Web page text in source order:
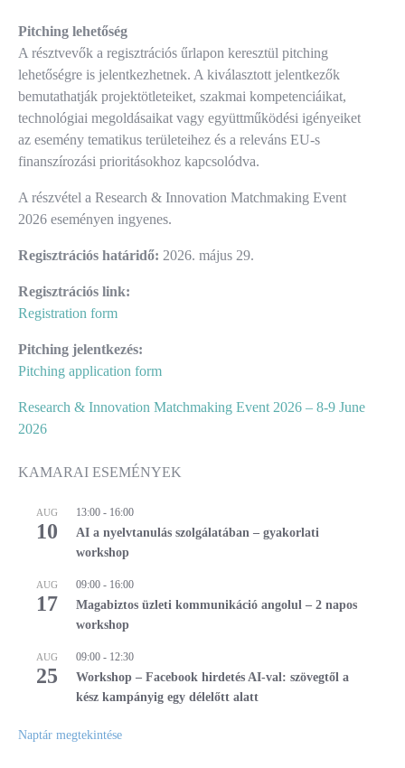
Pitching lehetőség
A résztvevők a regisztrációs űrlapon keresztül pitching
lehetőségre is jelentkezhetnek. A kiválasztott jelentkezők
bemutathatják projektötleteiket, szakmai kompetenciáikat,
technológiai megoldásaikat vagy együttműködési igényeiket
az esemény tematikus területeihez és a releváns EU-s
finanszírozási prioritásokhoz kapcsolódva.
A részvétel a Research & Innovation Matchmaking Event
2026 eseményen ingyenes.
Regisztrációs határidő: 2026. május 29.
Regisztrációs link:
Registration form
Pitching jelentkezés:
Pitching application form
Research & Innovation Matchmaking Event 2026 – 8-9 June
2026
KAMARAI ESEMÉNYEK
AUG
10
13:00 - 16:00
AI a nyelvtanulás szolgálatában – gyakorlati
workshop
AUG
17
09:00 - 16:00
Magabiztos üzleti kommunikáció angolul – 2 napos
workshop
AUG
25
09:00 - 12:30
Workshop – Facebook hirdetés AI-val: szövegtől a
kész kampányig egy délelőtt alatt
Naptár megtekintése